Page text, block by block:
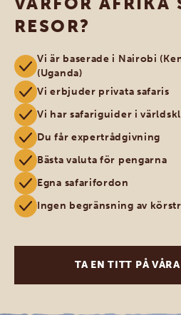
RESOR?
Vi är baserade i Nairobi
(Uganda)
Vi erbjuder privata safaris
Vi har safariguider i
Du får expertrådgivning
Bästa valuta för pengarna
Egna safarifordon
Ingen begränsning av
TA EN TITT PÅ